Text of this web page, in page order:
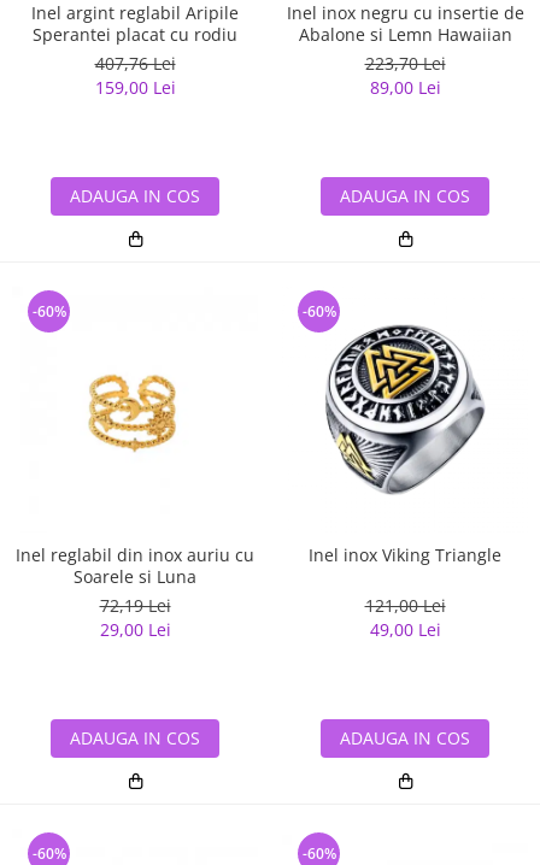
Inel argint reglabil Aripile
Sperantei placat cu rodiu
407,76 Lei
159,00 Lei
ADAUGA IN COS
Inel inox negru cu insertie de
Abalone si Lemn Hawaiian
223,70 Lei
89,00 Lei
ADAUGA IN COS
Inel reglabil din inox auriu cu
Soarele si Luna
72,19 Lei
29,00 Lei
-60%
ADAUGA IN COS
Inel inox Viking Triangle
121,00 Lei
49,00 Lei
-60%
ADAUGA IN COS
-60% -60%